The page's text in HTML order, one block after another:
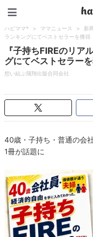
ハピママ* > ママニュース > 新
ランキングにてベストセラーを獲得
『子持ちFIREのリ
グにてベストセラー
想い結ぶ飛翔出版合同会社
40歳・子持ち・普通の会
1冊が話題に